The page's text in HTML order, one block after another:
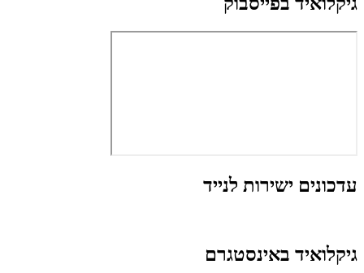
עדכונים ישירות לנייד
גיקלואיד באינסטגרם